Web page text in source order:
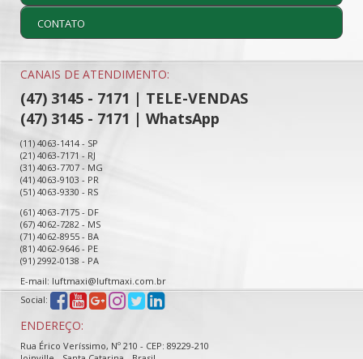
CONTATO
CANAIS DE ATENDIMENTO:
(47) 3145 - 7171 | TELE-VENDAS
(47) 3145 - 7171 | WhatsApp
(11) 4063-1414 - SP
(21) 4063-7171 - RJ
(31) 4063-7707 - MG
(41) 4063-9103 - PR
(51) 4063-9330 - RS
(61) 4063-7175 - DF
(67) 4062-7282 - MS
(71) 4062-8955 - BA
(81) 4062-9646 - PE
(91) 2992-0138 - PA
E-mail: luftmaxi@luftmaxi.com.br
Social:
ENDEREÇO:
Rua Érico Veríssimo, Nº 210 - CEP: 89229-210